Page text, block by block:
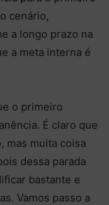
cenário,
a longo prazo na
a meta interna é
o primeiro
É claro que
mas muita coisa
dessa parada
bastante e
Vamos passo a